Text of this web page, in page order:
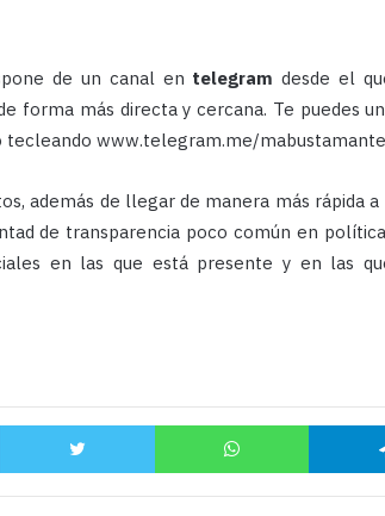
de un canal en telegram desde el
forma más directa y cercana. Te puedes
www.telegram.me/
además de llegar de manera más rápida a
de transparencia poco común en
en las que está presente y en las
Facebook Twitter WhatsApp